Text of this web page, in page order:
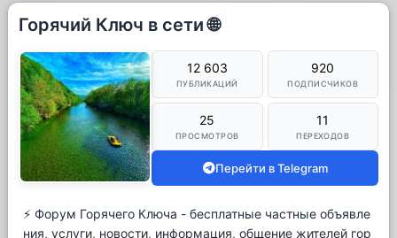
Горячий Ключ в сети 🌐
12 603
ПУБЛИКАЦИЙ
920
ПОДПИСЧИКОВ
25
ПРОСМОТРОВ
11
ПЕРЕХОДОВ
Перейти в Telegram
⚡️ Форум Горячего Ключа - бесплатные частные объявле
ния, услуги, новости, информация, общение жителей гор